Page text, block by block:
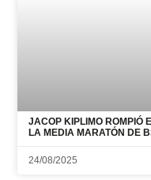
JACOP KIPLIMO ROMPIÓ
LA MEDIA MARATÓN DE
24/08/2025